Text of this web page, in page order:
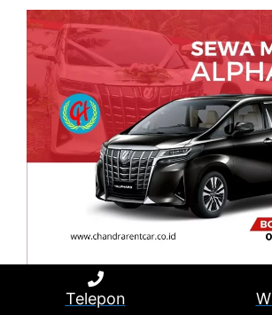
Rental Mobil Alphard Pondok Kopi
Telepon